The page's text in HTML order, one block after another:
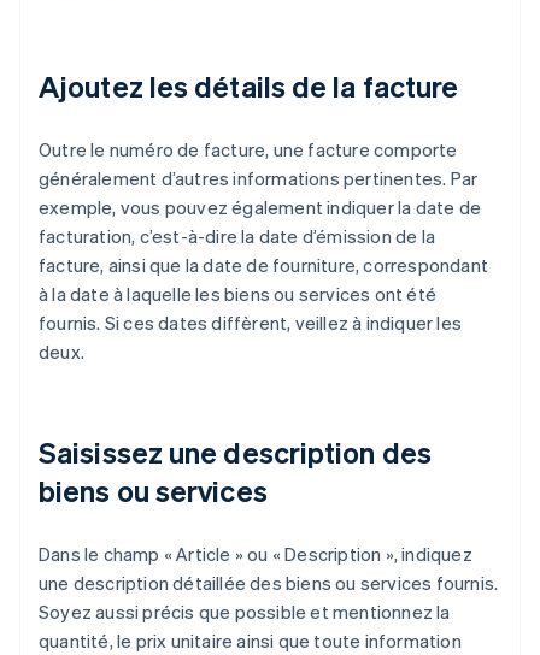
Ajoutez les détails de la facture
Outre le numéro de facture, une facture comporte
généralement d’autres informations pertinentes. Par
exemple, vous pouvez également indiquer la date de
facturation, c’est-à-dire la date d’émission de la
facture, ainsi que la date de fourniture, correspondant
à la date à laquelle les biens ou services ont été
fournis. Si ces dates diffèrent, veillez à indiquer les
deux.
Saisissez une description des
biens ou services
Dans le champ « Article » ou « Description », indiquez
une description détaillée des biens ou services fournis.
Soyez aussi précis que possible et mentionnez la
quantité, le prix unitaire ainsi que toute information